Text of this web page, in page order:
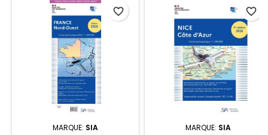
MARQUE: SIA
favorite_border
MARQUE: SIA
favorite_border